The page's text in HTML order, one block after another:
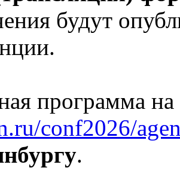
будут
программа
conf2026/
.